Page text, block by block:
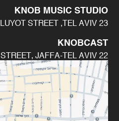
KNOB MUSIC STUDIO
23 KIBBUTZ GALUYOT STREET ,TEL AVIV
KNOBCAST
22 HATHIYA STREET, JAFFA-TEL AVIV